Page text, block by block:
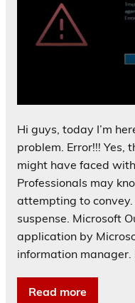
Hi guys, today I’m
problem. Error!!! Yes,
might have faced
Professionals may
attempting to convey.
suspense. Microsoft
application by
information
Read more